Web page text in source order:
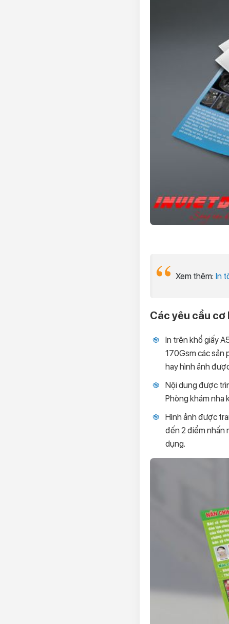
Xem thêm: In
Các yêu cầu
In trên khổ giấy
170Gsm các sản
hay hình ảnh
Nội dung được
Phòng khám nha
Hình ảnh được
đến 2 điểm nhấn
dụng.